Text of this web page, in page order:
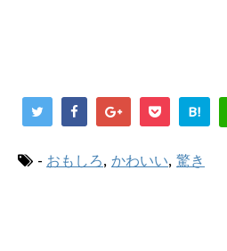
B!
- おもしろ, かわいい, 驚き